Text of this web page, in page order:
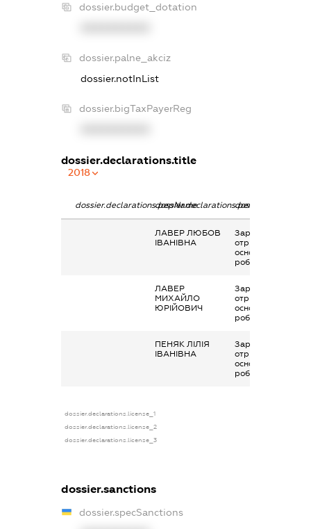
dossier.budget_dotation
dossier.palne_akciz
dossier.notInList
dossier.bigTaxPayerReg
dossier.declarations.title
2018
dossier.declarations.pepNamedossier.declarations.personName
ЛАВЕР ЛЮБОВ
ІВАНІВНА
Заробітна плата
отримана за
основним місцем
роботи
ЛАВЕР
МИХАЙЛО
ЮРІЙОВИЧ
Заробітна плата
отримана за
основним місцем
роботи
ПЕНЯК ЛІЛІЯ
ІВАНІВНА
Заробітна плата
отримана за
основним місцем
роботи
dossier.declarations.license_1
dossier.declarations.license_2
dossier.declarations.license_3
dossier.sanctions
dossier.specSanctions